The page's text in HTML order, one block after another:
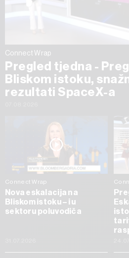
Connect Wrap
Pregled tjedna -
Bliskom istoku,
rezultati SpaceX-a
Connect Wrap
Nova eskalacija na
Bliskom istoku – i u
sektoru poluvodiča